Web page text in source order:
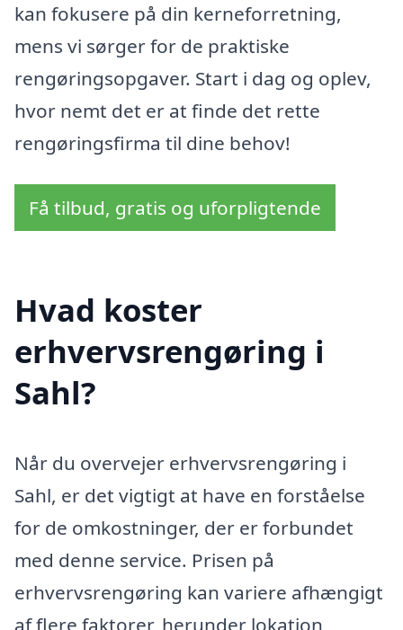
kan fokusere på din kerneforretning,
mens vi sørger for de praktiske
rengøringsopgaver. Start i dag og oplev,
hvor nemt det er at finde det rette
rengøringsfirma til dine behov!
Få tilbud, gratis og uforpligtende
Hvad koster
erhvervsrengøring i
Sahl?
Når du overvejer erhvervsrengøring i
Sahl, er det vigtigt at have en forståelse
for de omkostninger, der er forbundet
med denne service. Prisen på
erhvervsrengøring kan variere afhængigt
af flere faktorer, herunder lokation,